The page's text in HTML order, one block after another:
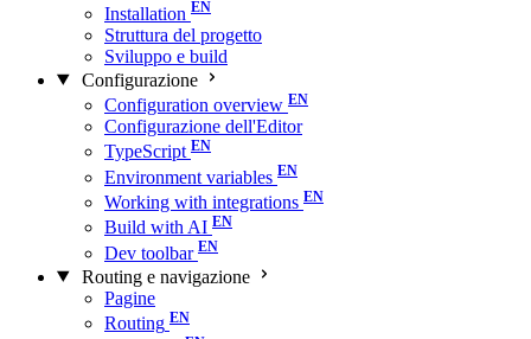
Installation
Struttura del progetto
Sviluppo e build
Configurazione
Configuration overview
Configurazione dell'Editor
TypeScript
Environment variables
Working with integrations
Build with AI
Dev toolbar
Routing e navigazione
Pagine
Routing